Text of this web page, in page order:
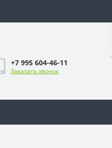
+7 995 604-46-11
Заказать звонок